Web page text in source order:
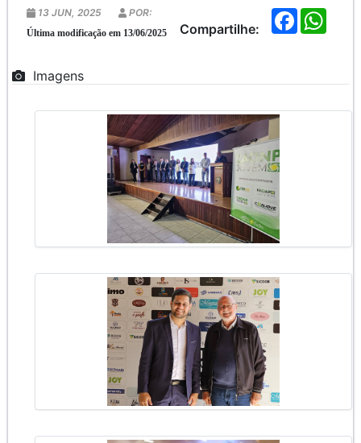
Compartilhe:
F
a
13 JUN, 2025 POR:
Última modificação em 13/06/2025
Imagens